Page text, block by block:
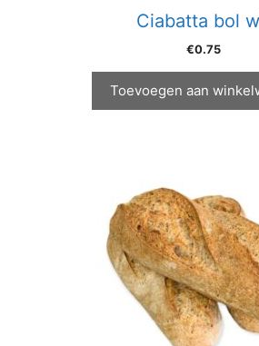
Ciabatta bol
€0.75
Toevoegen aan